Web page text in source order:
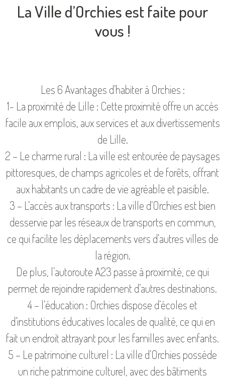
La Ville d’Orchies est faite pour
vous !
Les 6 Avantages d’habiter à Orchies :
1- La proximité de Lille : Cette proximité offre un accès
facile aux emplois, aux services et aux divertissements
de Lille.
2 – Le charme rural : La ville est entourée de paysages
pittoresques, de champs agricoles et de forêts, offrant
aux habitants un cadre de vie agréable et paisible.
3 – L’accès aux transports : La ville d’Orchies est bien
desservie par les réseaux de transports en commun,
ce qui facilite les déplacements vers d’autres villes de
la région.
De plus, l’autoroute A23 passe à proximité, ce qui
permet de rejoindre rapidement d’autres destinations.
4 – l’éducation : Orchies dispose d’écoles et
d’institutions éducatives locales de qualité, ce qui en
fait un endroit attrayant pour les familles avec enfants.
5 – Le patrimoine culturel : La ville d’Orchies possède
un riche patrimoine culturel, avec des bâtiments